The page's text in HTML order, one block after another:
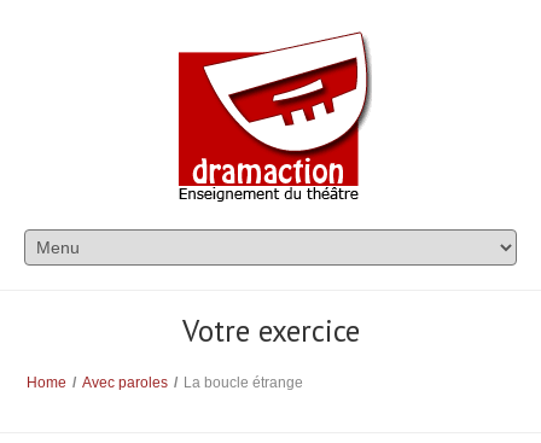
Votre exercice
Home / Avec paroles / La boucle étrange